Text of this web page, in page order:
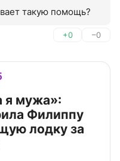
такую помощь?
+0 –0
я мужа»:
Филиппу
лодку за